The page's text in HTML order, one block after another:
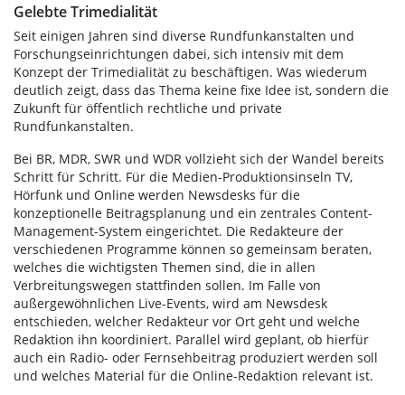
Gelebte Trimedialität
Seit einigen Jahren sind diverse Rundfunkanstalten und
Forschungseinrichtungen dabei, sich intensiv mit dem
Konzept der Trimedialität zu beschäftigen. Was wiederum
deutlich zeigt, dass das Thema keine fixe Idee ist, sondern die
Zukunft für öffentlich rechtliche und private
Rundfunkanstalten.
Bei BR, MDR, SWR und WDR vollzieht sich der Wandel bereits
Schritt für Schritt. Für die Medien-Produktionsinseln TV,
Hörfunk und Online werden Newsdesks für die
konzeptionelle Beitragsplanung und ein zentrales Content-
Management-System eingerichtet. Die Redakteure der
verschiedenen Programme können so gemeinsam beraten,
welches die wichtigsten Themen sind, die in allen
Verbreitungswegen stattfinden sollen. Im Falle von
außergewöhnlichen Live-Events, wird am Newsdesk
entschieden, welcher Redakteur vor Ort geht und welche
Redaktion ihn koordiniert. Parallel wird geplant, ob hierfür
auch ein Radio- oder Fernsehbeitrag produziert werden soll
und welches Material für die Online-Redaktion relevant ist.